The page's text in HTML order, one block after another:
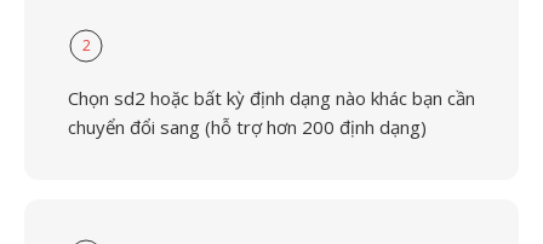
2
Chọn sd2 hoặc bất kỳ định dạng nào khác bạn cần
chuyển đổi sang (hỗ trợ hơn 200 định dạng)